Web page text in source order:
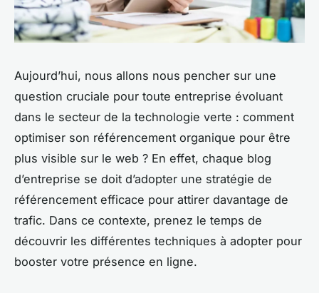
Aujourd’hui, nous allons nous pencher sur une
question cruciale pour toute entreprise évoluant
dans le secteur de la technologie verte : comment
optimiser son référencement organique pour être
plus visible sur le web ? En effet, chaque blog
d’entreprise se doit d’adopter une stratégie de
référencement efficace pour attirer davantage de
trafic. Dans ce contexte, prenez le temps de
découvrir les différentes techniques à adopter pour
booster votre présence en ligne.